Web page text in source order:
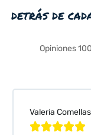
detrás de
Opiniones
Valeria Comellas
